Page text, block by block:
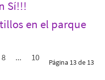
Sí!!!
en el parque
Página 13 de 13
8 ...
10